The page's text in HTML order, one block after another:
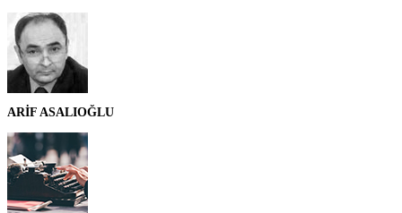
ARİF ASALIOĞLU